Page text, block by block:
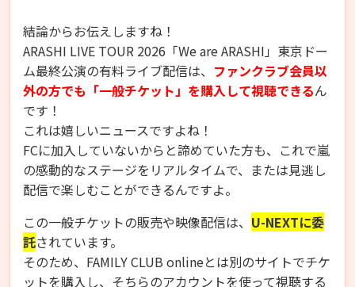
結論からお伝えしますね！
ARASHI LIVE TOUR 2026「We are ARASHI」東京ドー
ム最終公演の有料ライブ配信は、 ファンクラブ会員以
外の方でも「一般チケット」を購入して視聴できるん
です！
これは嬉しいニュースですよね！
FCに加入していないからと諦めていた方も、これで嵐
の感動的なステージをリアルタイムで、または見逃し
配信で楽しむことができるんですよ。
この一般チケットの販売や映像配信は、 U-NEXTに委
託されています。
そのため、FAMILY CLUB onlineとは別のサイトでチケ
ットを購入し、そちらのアカウントを使って視聴する